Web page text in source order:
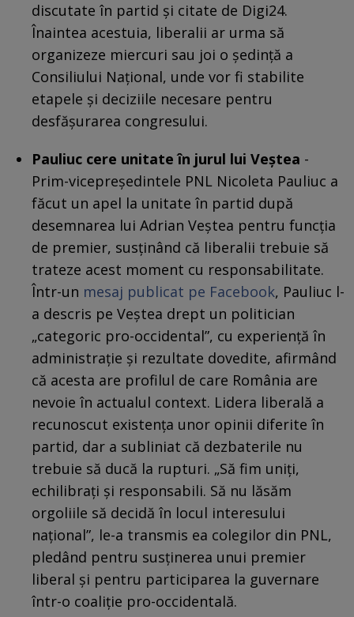
discutate în partid și citate de Digi24.
Înaintea acestuia, liberalii ar urma să
organizeze miercuri sau joi o ședință a
Consiliului Național, unde vor fi stabilite
etapele și deciziile necesare pentru
desfășurarea congresului.
Pauliuc cere unitate în jurul lui Veștea -
Prim-vicepreședintele PNL Nicoleta Pauliuc a
făcut un apel la unitate în partid după
desemnarea lui Adrian Veștea pentru funcția
de premier, susținând că liberalii trebuie să
trateze acest moment cu responsabilitate.
Într-un mesaj publicat pe Facebook, Pauliuc l-
a descris pe Veștea drept un politician
„categoric pro-occidental”, cu experiență în
administrație și rezultate dovedite, afirmând
că acesta are profilul de care România are
nevoie în actualul context. Lidera liberală a
recunoscut existența unor opinii diferite în
partid, dar a subliniat că dezbaterile nu
trebuie să ducă la rupturi. „Să fim uniți,
echilibrați și responsabili. Să nu lăsăm
orgoliile să decidă în locul interesului
național”, le-a transmis ea colegilor din PNL,
pledând pentru susținerea unui premier
liberal și pentru participarea la guvernare
într-o coaliție pro-occidentală.